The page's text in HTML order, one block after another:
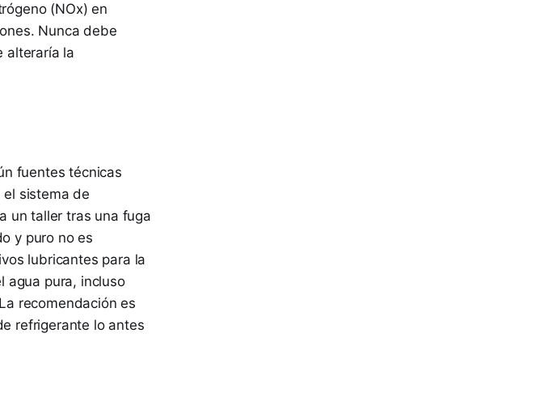
(NOx) en
Nunca debe
alteraría la
fuentes técnicas
sistema de
un taller tras una fuga
y puro no es
lubricantes para la
agua pura, incluso
recomendación es
refrigerante lo antes